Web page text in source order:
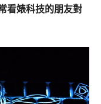
看婊科技的朋友對